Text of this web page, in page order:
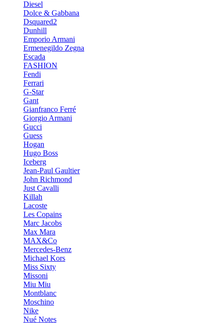
Diesel
Dolce & Gabbana
Dsquared2
Dunhill
Emporio Armani
Ermenegildo Zegna
Escada
FASHION
Fendi
Ferrari
G-Star
Gant
Gianfranco Ferré
Giorgio Armani
Gucci
Guess
Hogan
Hugo Boss
Iceberg
Jean-Paul Gaultier
John Richmond
Just Cavalli
Killah
Lacoste
Les Copains
Marc Jacobs
Max Mara
MAX&Co
Mercedes-Benz
Michael Kors
Miss Sixty
Missoni
Miu Miu
Montblanc
Moschino
Nike
Nué Notes